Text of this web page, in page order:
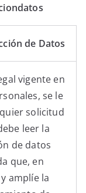
de Datos
vigente en
se le
solicitud
leer la
de datos
que, en
amplíe la